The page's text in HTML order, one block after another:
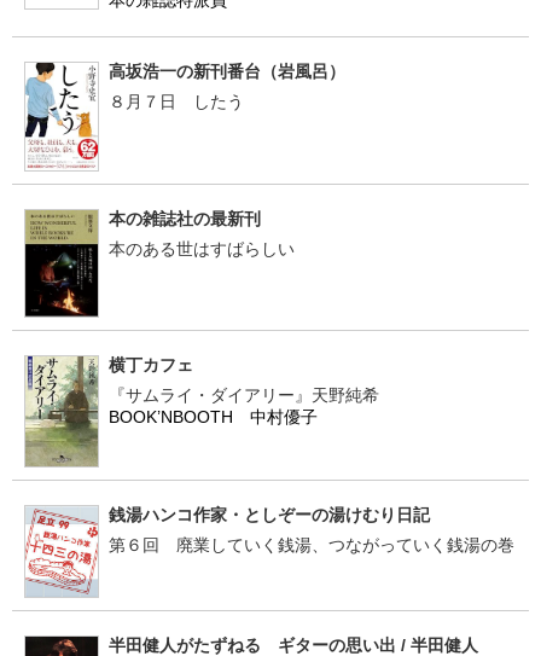
高坂浩一の新刊番台（岩風呂）
８月７日 したう
本の雑誌社の最新刊
本のある世はすばらしい
横丁カフェ
『サムライ・ダイアリー』天野純希
BOOK’NBOOTH 中村優子
銭湯ハンコ作家・としぞーの湯けむり日記
第６回 廃業していく銭湯、つながっていく銭湯の巻
半田健人がたずねる ギターの思い出 / 半田健人